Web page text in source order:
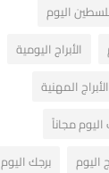
اليوم
الأبراج اليومية
المهنية
مجاناً
اليوم
برجك اليوم